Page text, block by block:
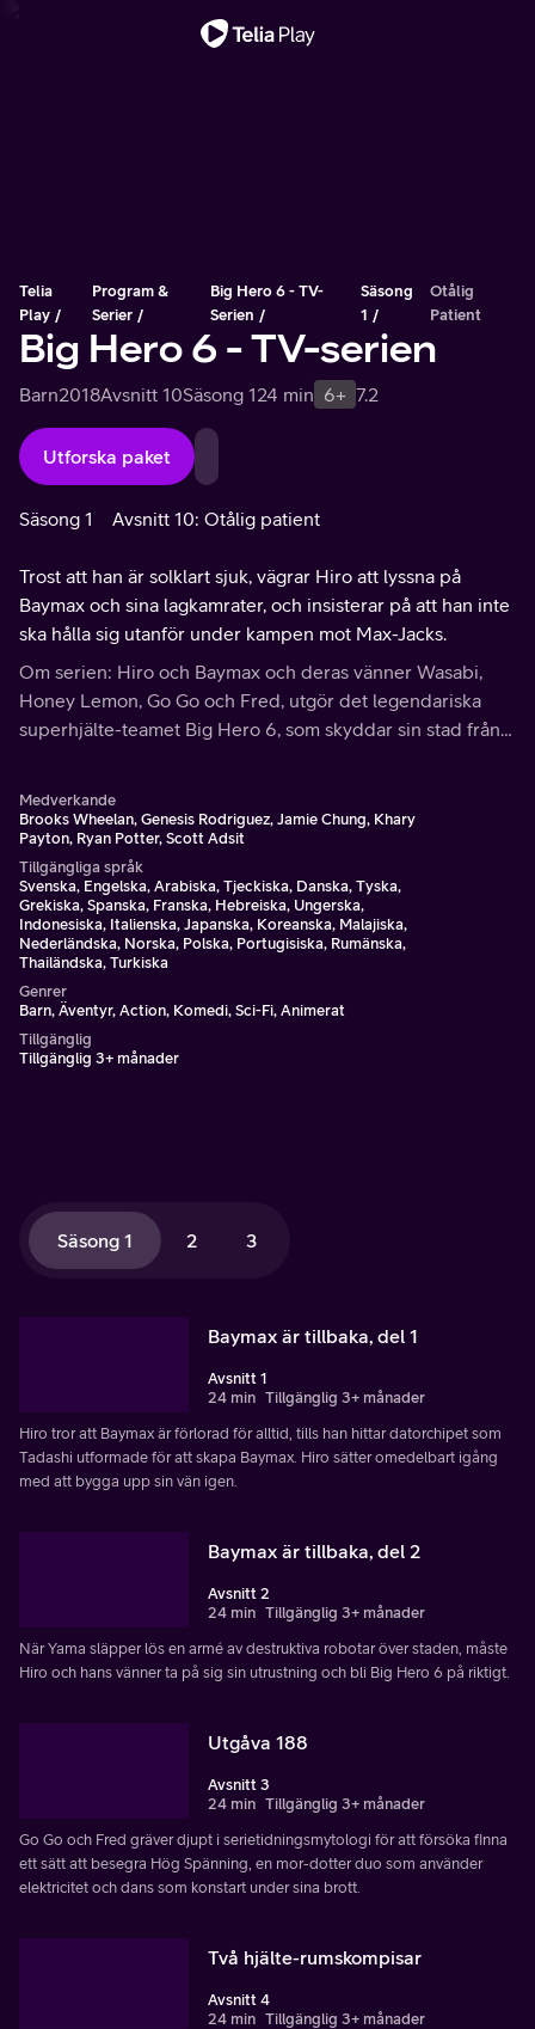
Telia
Play
Program &
Serier
Big Hero 6 - TV-
Serien
Säsong
1
Otålig
Patient
Big Hero 6 - TV-serien
Barn2018Avsnitt 10Säsong 124 min 6+ 7.2
Utforska paket
Säsong 1 Avsnitt 10: Otålig patient
Trost att han är solklart sjuk, vägrar Hiro att lyssna på
Baymax och sina lagkamrater, och insisterar på att han inte
ska hålla sig utanför under kampen mot Max-Jacks.
Om serien: Hiro och Baymax och deras vänner Wasabi,
Honey Lemon, Go Go och Fred, utgör det legendariska
superhjälte-teamet Big Hero 6, som skyddar sin stad från
Medverkande
Brooks Wheelan, Genesis Rodriguez, Jamie Chung, Khary
Payton, Ryan Potter, Scott Adsit
Tillgängliga språk
Svenska, Engelska, Arabiska, Tjeckiska, Danska, Tyska,
Grekiska, Spanska, Franska, Hebreiska, Ungerska,
Indonesiska, Italienska, Japanska, Koreanska, Malajiska,
Nederländska, Norska, Polska, Portugisiska, Rumänska,
Thailändska, Turkiska
Genrer
Barn, Äventyr, Action, Komedi, Sci-Fi, Animerat
Tillgänglig
Tillgänglig 3+ månader
Säsong 1 2 3
Baymax är tillbaka, del 1
Avsnitt 1
24 min Tillgänglig 3+ månader
Hiro tror att Baymax är förlorad för alltid, tills han hittar datorchipet som
Tadashi utformade för att skapa Baymax. Hiro sätter omedelbart igång
med att bygga upp sin vän igen.
Baymax är tillbaka, del 2
Avsnitt 2
24 min Tillgänglig 3+ månader
När Yama släpper lös en armé av destruktiva robotar över staden, måste
Hiro och hans vänner ta på sig sin utrustning och bli Big Hero 6 på riktigt.
Utgåva 188
Avsnitt 3
24 min Tillgänglig 3+ månader
Go Go och Fred gräver djupt i serietidningsmytologi för att försöka finna
ett sätt att besegra Hög Spänning, en mor-dotter duo som använder
elektricitet och dans som konstart under sina brott.
Två hjälte-rumskompisar
Avsnitt 4
24 min Tillgänglig 3+ månader